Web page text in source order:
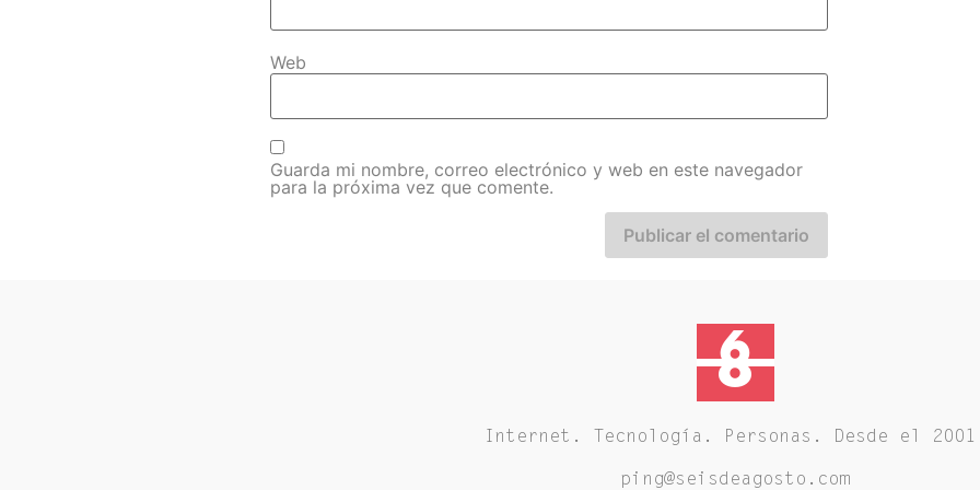
Web
Guarda mi nombre, correo electrónico y web en este navegador
para la próxima vez que comente.
Internet. Tecnología. Personas. Desde el
ping@seisdeagosto.com